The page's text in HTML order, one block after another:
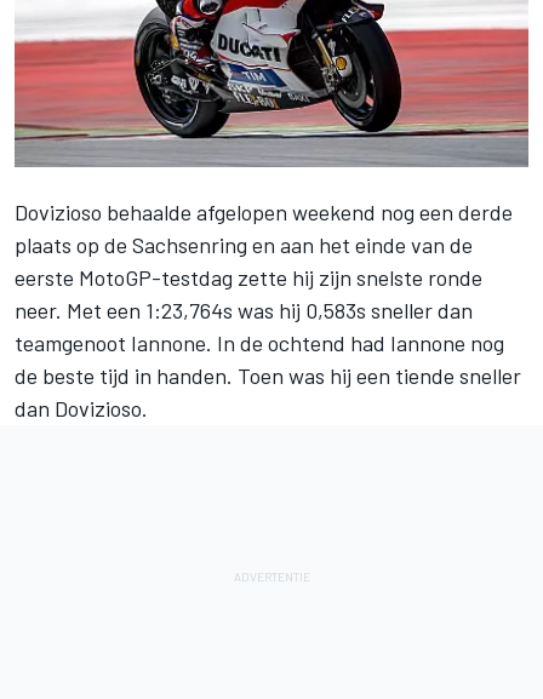
Dovizioso behaalde afgelopen weekend nog een derde
plaats op de Sachsenring en aan het einde van de
eerste MotoGP-testdag zette hij zijn snelste ronde
neer. Met een 1:23,764s was hij 0,583s sneller dan
teamgenoot Iannone. In de ochtend had Iannone nog
de beste tijd in handen. Toen was hij een tiende sneller
dan Dovizioso.